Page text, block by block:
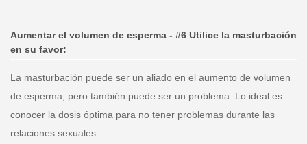
Aumentar el volumen de esperma - #6 Utilice la masturbación
en su favor:
La masturbación puede ser un aliado en el aumento de volumen
de esperma, pero también puede ser un problema. Lo ideal es
conocer la dosis óptima para no tener problemas durante las
relaciones sexuales.